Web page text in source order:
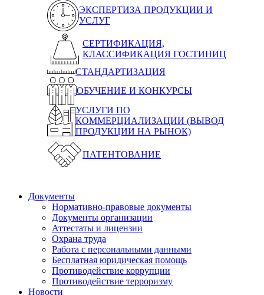
ЭКСПЕРТИЗА ПРОДУКЦИИ И
УСЛУГ
СЕРТИФИКАЦИЯ,
КЛАССИФИКАЦИЯ ГОСТИНИЦ
СТАНДАРТИЗАЦИЯ
ОБУЧЕНИЕ И КОНКУРСЫ
УСЛУГИ ПО
КОММЕРЦИАЛИЗАЦИИ (ВЫВОД
ПРОДУКЦИИ НА РЫНОК)
ПАТЕНТОВАНИЕ
Документы
Нормативно-правовые документы
Документы организации
Аттестаты и лицензии
Охрана труда
Работа с персональными данными
Бесплатная юридическая помощь
Противодействие коррупции
Противодействие терроризму
Новости